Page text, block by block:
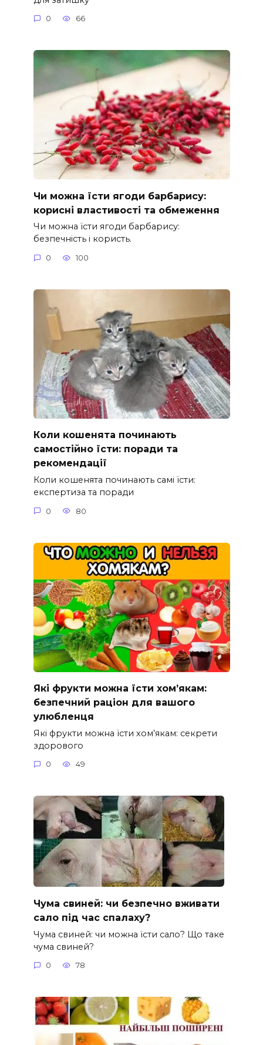
0 66
Чи можна їсти ягоди барбарису:
корисні властивості та обмеження
Чи можна їсти ягоди барбарису:
безпечність і користь.
0 100
Коли кошенята починають
самостійно їсти: поради та
рекомендації
Коли кошенята починають самі їсти:
експертиза та поради
0 80
Які фрукти можна їсти хом’якам:
безпечний раціон для вашого
улюбленця
Які фрукти можна їсти хом’якам: секрети
здорового
0 49
Чума свиней: чи безпечно вживати
сало під час спалаху?
Чума свиней: чи можна їсти сало? Що таке
чума свиней?
0 78